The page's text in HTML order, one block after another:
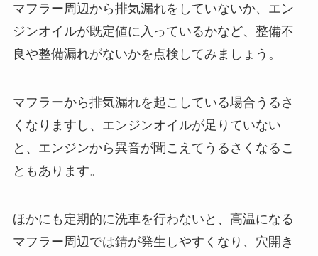
マフラー周辺から排気漏れをしていないか、エン
ジンオイルが既定値に入っているかなど、整備不
良や整備漏れがないかを点検してみましょう。
マフラーから排気漏れを起こしている場合うるさ
くなりますし、エンジンオイルが足りていない
と、エンジンから異音が聞こえてうるさくなるこ
ともあります。
ほかにも定期的に洗車を行わないと、高温になる
マフラー周辺では錆が発生しやすくなり、穴開き